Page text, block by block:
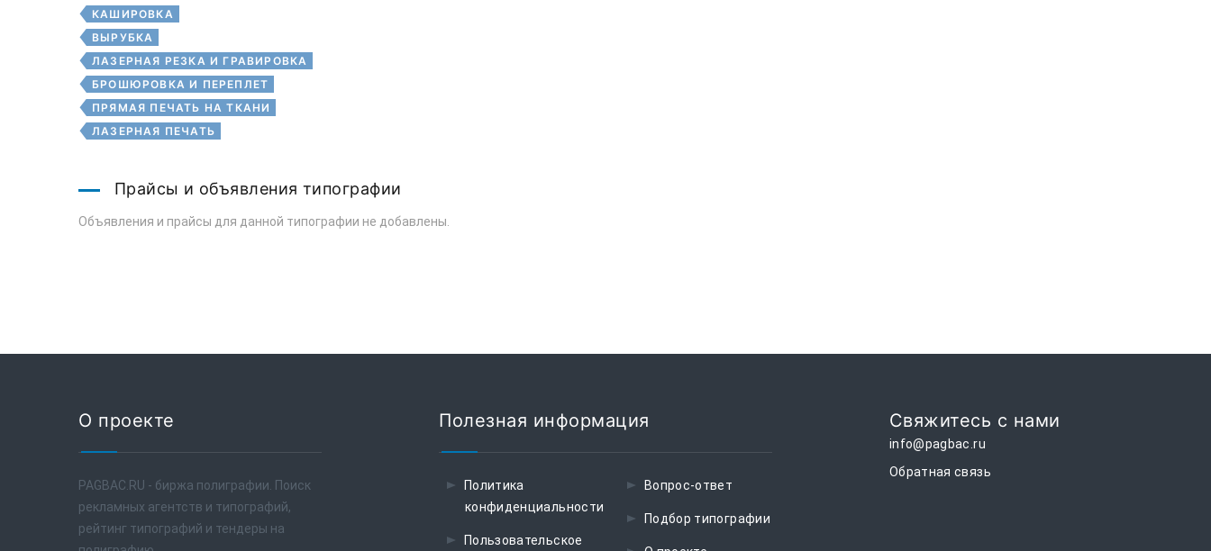
КАШИРОВКА
ВЫРУБКА
ЛАЗЕРНАЯ РЕЗКА И ГРАВИРОВКА
БРОШЮРОВКА И ПЕРЕПЛЕТ
ПРЯМАЯ ПЕЧАТЬ НА ТКАНИ
ЛАЗЕРНАЯ ПЕЧАТЬ
Прайсы и объявления типографии
Объявления и прайсы для данной типографии не добавлены.
О проекте
PAGBAC.RU - биржа полиграфии. Поиск
рекламных агентств и типографий,
рейтинг типографий и тендеры на
Полезная информация
Политика
конфиденциальности
Пользовательское
Вопрос-ответ
Подбор типографии
Свяжитесь с нами
info@pagbac.ru
Обратная связь